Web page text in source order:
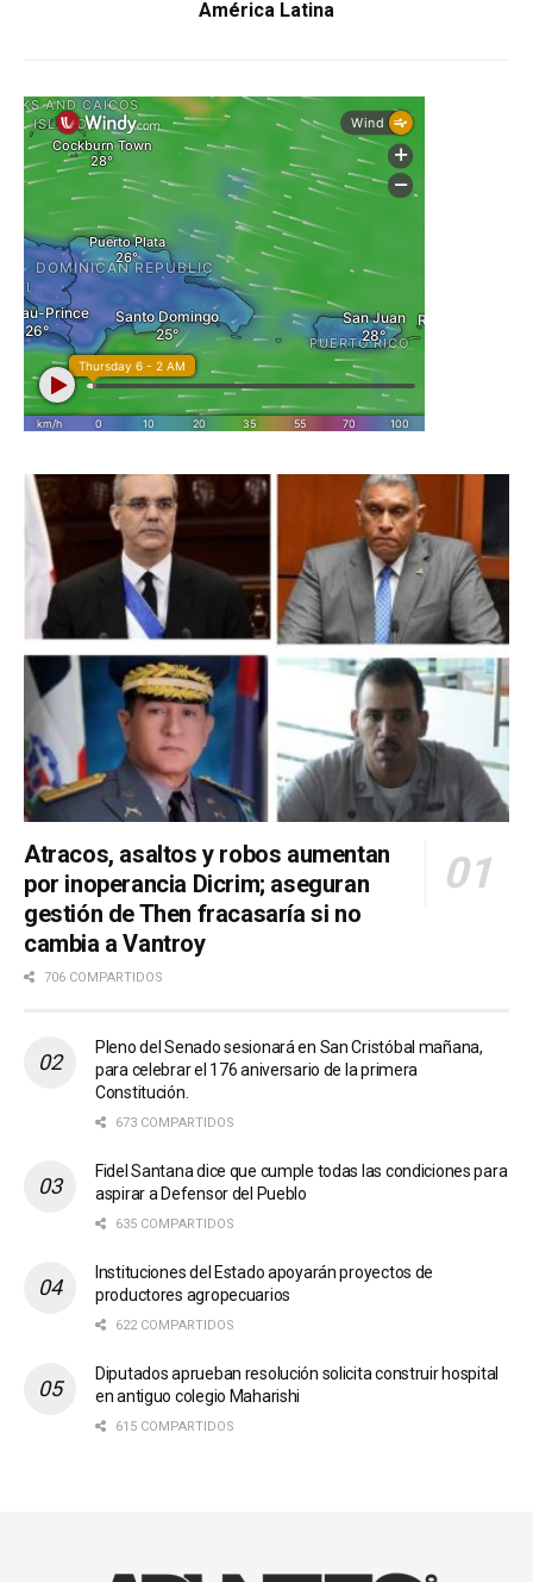
América Latina
Atracos, asaltos y robos aumentan
por inoperancia Dicrim; aseguran
gestión de Then fracasaría si no
cambia a Vantroy
706 COMPARTIDOS
Pleno del Senado sesionará en San Cristóbal mañana,
para celebrar el 176 aniversario de la primera
Constitución.
673 COMPARTIDOS
Fidel Santana dice que cumple todas las condiciones para
aspirar a Defensor del Pueblo
635 COMPARTIDOS
Instituciones del Estado apoyarán proyectos de
productores agropecuarios
622 COMPARTIDOS
Diputados aprueban resolución solicita construir hospital
en antiguo colegio Maharishi
615 COMPARTIDOS